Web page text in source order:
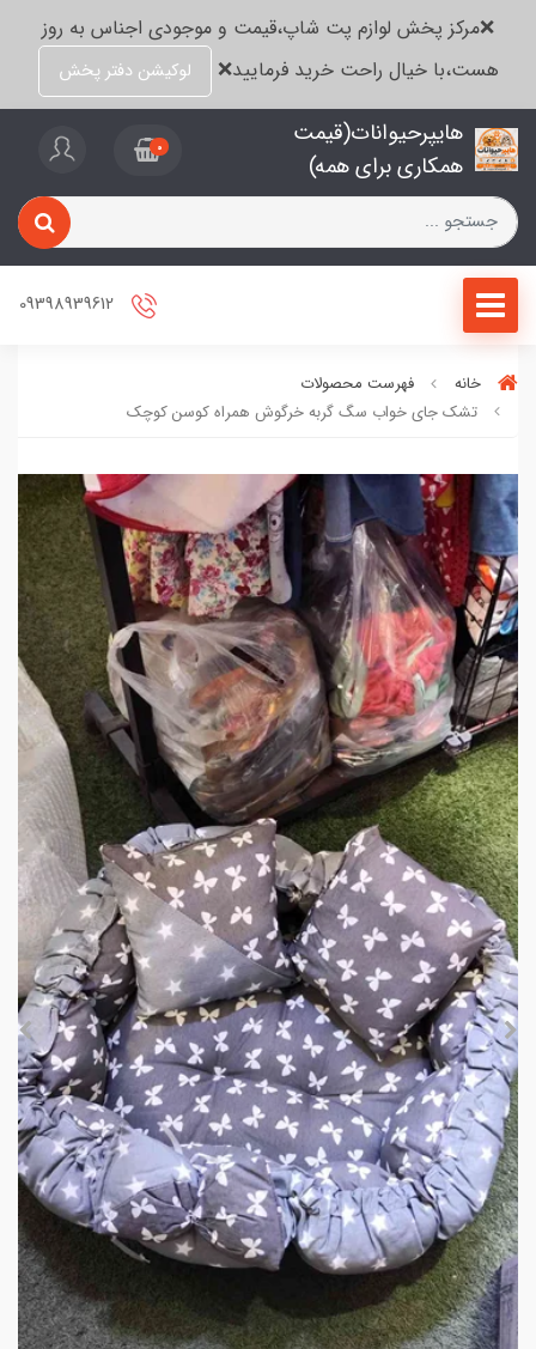
❌مرکز پخش لوازم پت شاپ،قیمت و موجودی اجناس به روز
هست،با خیال راحت خرید فرمایید❌
لوکیشن دفتر پخش
هایپرحیوانات(قیمت
همکاری برای همه)
0
خانه
فهرست محصولات
تشک جای خواب سگ گربه خرگوش همراه کوسن کوچک